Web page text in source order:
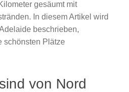
gesäumt mit
In diesem Artikel wird
beschrieben,
schönsten Plätze
von Nord